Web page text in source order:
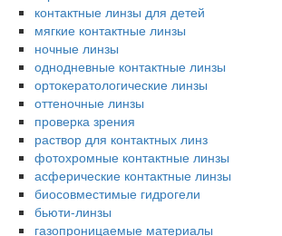
контактные линзы для детей
мягкие контактные линзы
ночные линзы
однодневные контактные линзы
ортокератологические линзы
оттеночные линзы
проверка зрения
раствор для контактных линз
фотохромные контактные линзы
асферические контактные линзы
биосовместимые гидрогели
бьюти-линзы
газопроницаемые материалы